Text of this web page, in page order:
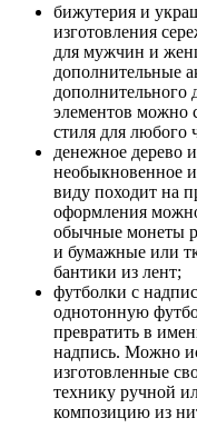
бижутерия и
изготовления
для мужчин и
дополнительные
дополнительного
элементов можно
стиля для любого
денежное дерево
необыкновенное
виду походит на
оформления
обычные монеты
и бумажные или
бантики из лент;
футболки с
однотонную
превратить в
надпись. Можно
изготовленные
технику ручной
композицию из